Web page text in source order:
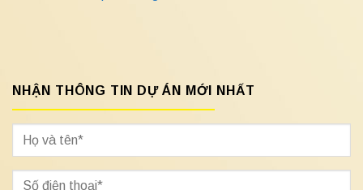
NHẬN THÔNG TIN DỰ ÁN MỚI NHẤT